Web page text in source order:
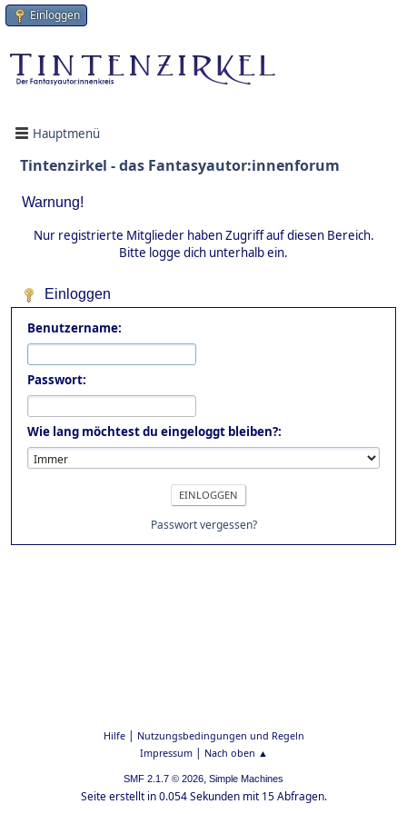
Einloggen
Hauptmenü
Tintenzirkel - das Fantasyautor:innenforum
Warnung!
Nur registrierte Mitglieder haben Zugriff auf diesen Bereich.
Bitte logge dich unterhalb ein.
Einloggen
Benutzername:
Passwort:
Wie lang möchtest du eingeloggt bleiben?:
Passwort vergessen?
Hilfe| Nutzungsbedingungen und Regeln
Impressum| Nach oben ▲
SMF 2.1.7 © 2026, Simple Machines
Seite erstellt in 0.054 Sekunden mit 15 Abfragen.